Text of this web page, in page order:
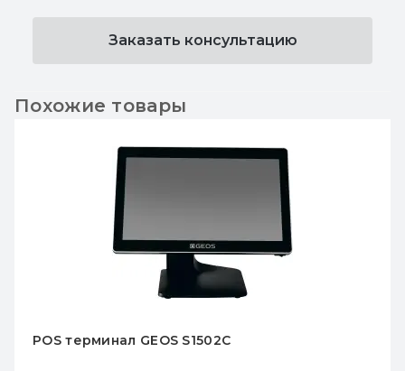
Заказать консультацию
Похожие товары
S1502C